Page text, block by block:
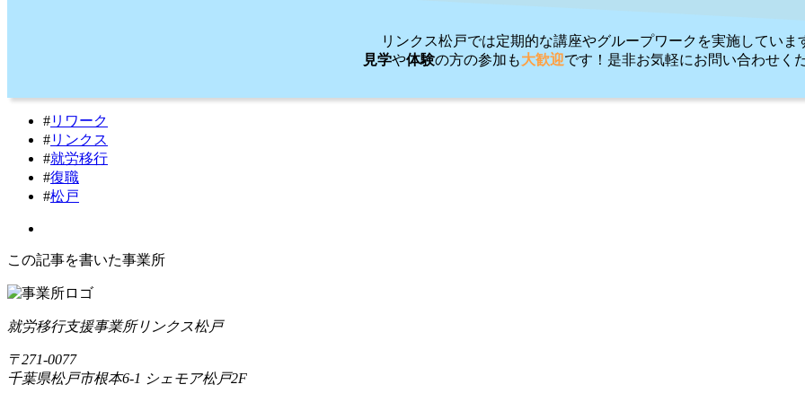
リンクス松戸では定期的な講座やグループワークを実施していま
見学や体験の方の参加も大歓迎です！是非お気軽にお問い合わせく
#リワーク
#リンクス
#就労移行
#復職
#松戸
この記事を書いた事業所
就労移行支援事業所リンクス松戸
〒271-0077
千葉県松戸市根本6-1 シェモア松戸2F